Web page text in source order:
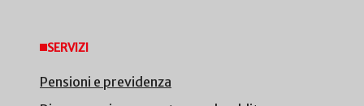
SERVIZI
Pensioni e previdenza